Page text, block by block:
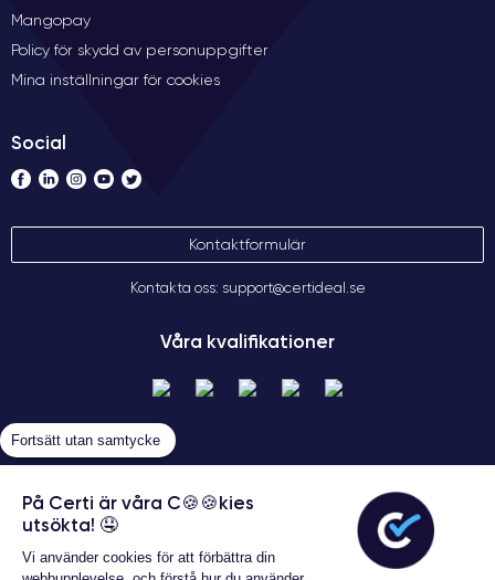
Mangopay
Policy för skydd av personuppgifter
Mina inställningar för cookies
Social
Kontaktformulär
Kontakta oss: support@certideal.se
Våra kvalifikationer
Allmänna försäljningsvillkor
Certideal © 2026 Alla rättigheter
Fortsätt utan samtycke
På Certi är våra C🍪🍪kies
utsökta! 🤤
Vi använder cookies för att förbättra din